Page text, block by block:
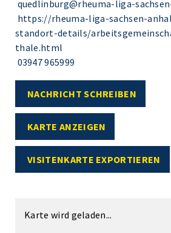
quedlinburg@rheuma-liga-
https://rheuma-liga-sachsen-
standort-details/
thale.html
03947 965999
NACHRICHT SCHREIBEN
KARTE ANZEIGEN
VISITENKARTE EXPORTIEREN
Karte wird geladen...